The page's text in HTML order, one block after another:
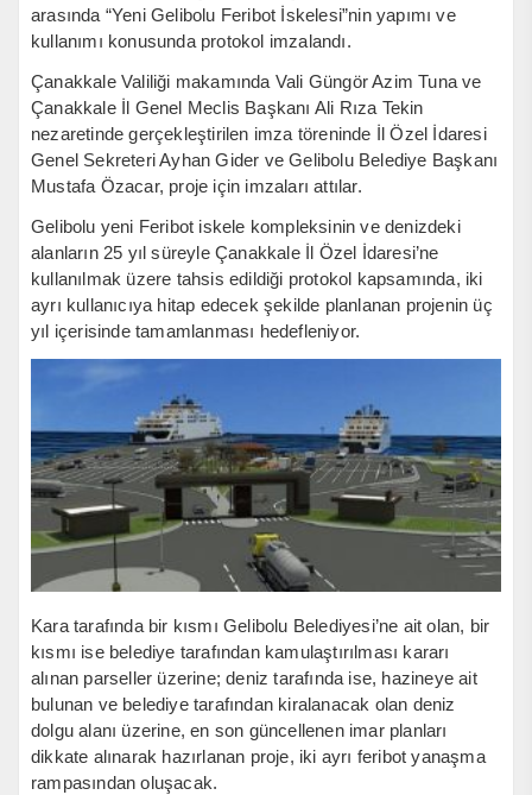
arasında “Yeni Gelibolu Feribot İskelesi”nin yapımı ve
kullanımı konusunda protokol imzalandı.
Çanakkale Valiliği makamında Vali Güngör Azim Tuna ve
Çanakkale İl Genel Meclis Başkanı Ali Rıza Tekin
nezaretinde gerçekleştirilen imza töreninde İl Özel İdaresi
Genel Sekreteri Ayhan Gider ve Gelibolu Belediye Başkanı
Mustafa Özacar, proje için imzaları attılar.
Gelibolu yeni Feribot iskele kompleksinin ve denizdeki
alanların 25 yıl süreyle Çanakkale İl Özel İdaresi’ne
kullanılmak üzere tahsis edildiği protokol kapsamında, iki
ayrı kullanıcıya hitap edecek şekilde planlanan projenin üç
yıl içerisinde tamamlanması hedefleniyor.
Kara tarafında bir kısmı Gelibolu Belediyesi’ne ait olan, bir
kısmı ise belediye tarafından kamulaştırılması kararı
alınan parseller üzerine; deniz tarafında ise, hazineye ait
bulunan ve belediye tarafından kiralanacak olan deniz
dolgu alanı üzerine, en son güncellenen imar planları
dikkate alınarak hazırlanan proje, iki ayrı feribot yanaşma
rampasından oluşacak.